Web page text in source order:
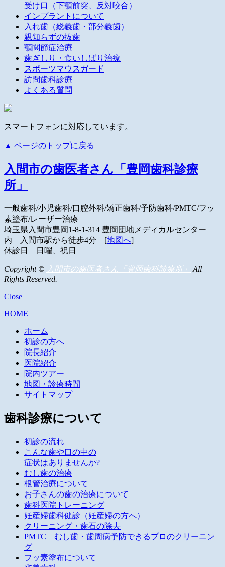
受け口（下顎前突、反対咬合）
インプラントについて
入れ歯（総義歯・部分義歯）
親知らずの抜歯
顎関節症治療
歯ぎしり・食いしばり治療
スポーツマウスガード
訪問歯科診療
よくある質問
スマートフォンに対応しています。
▲ ページのトップに戻る
入間市の歯医者さん「豊岡歯科診療
所」
一般歯科/小児歯科/口腔外科/矯正歯科/予防歯科/PMTC/フッ
素塗布/レーザー治療
埼玉県入間市豊岡1-8-1-314 豊岡団地メディカルセンター
内 入間市駅から徒歩4分 [地図へ]
休診日 日曜、祝日
Copyright © 入間市の歯医者さん「豊岡歯科診療所」
All
Rights Reserved.
Close
HOME
ホーム
初診の方へ
院長紹介
医院紹介
院内ツアー
地図・診療時間
サイトマップ
歯科診療について
初診の流れ
こんな歯や口の中の
症状はありませんか?
むし歯の治療
根管治療について
お子さんの歯の治療について
歯科医院トレーニング
妊産婦歯科健診（妊産婦の方へ）
クリーニング・歯石の除去
PMTC むし歯・歯周病予防できるプロのクリーニン
グ
フッ素塗布について